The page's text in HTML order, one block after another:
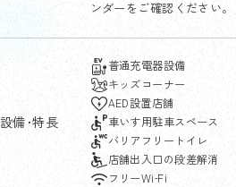
ンダーをご確認ください。
設備･特長
普通充電器設備
キッズコーナー
AED設置店舗
車いす用駐車スペース
バリアフリートイレ
店舗出入口の段差解消
フリーWi-Fi